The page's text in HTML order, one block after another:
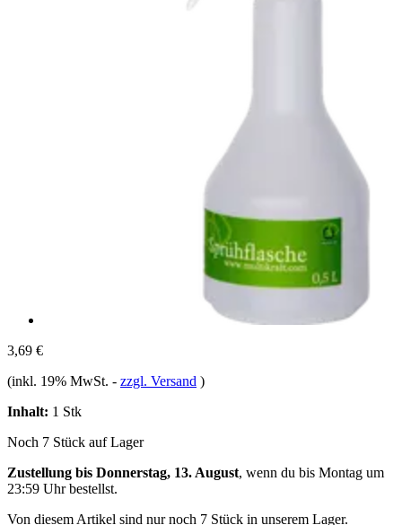
3,69 €
(inkl. 19% MwSt. - zzgl. Versand )
Inhalt: 1 Stk
Noch 7 Stück auf Lager
Zustellung bis Donnerstag, 13. August, wenn du bis Montag um
23:59 Uhrbestellst.
Von diesem Artikel sind nur noch 7 Stück in unserem Lager.